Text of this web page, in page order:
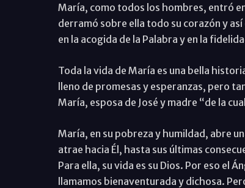
María, como todos los hombres, entró
derramó sobre ella todo su corazón y
en la acogida de la Palabra y en la
Toda la vida de María es una bella
lleno de promesas y esperanzas, pero
María, esposa de José y madre “de la
María, en su pobreza y humildad, abre
atrae hacia Él, hasta sus últimas
Para ella, su vida es su Dios. Por eso el
llamamos bienaventurada y dichosa.